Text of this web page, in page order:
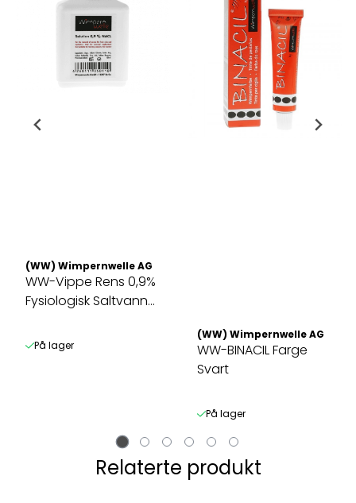
(WW) Wimpernwelle AG
WW-Vippe Rens 0,9%
Fysiologisk Saltvann
På lager
(WW) Wimpernwelle AG
WW-BINACIL Farge
Svart
På lager
Relaterte produkt